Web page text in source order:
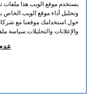
الوصف التركيبالقياسات
قليلاً عن الصورة.
أزرق 6224/301/400
تيشرت بنية الوافل ميامي
يستخدم موقع الويب هذا ملفات
وتحليل أداء موقع الويب الخاص
حول استخدامك موقعنا مع
والإعلانات والتحليلات.سياسة